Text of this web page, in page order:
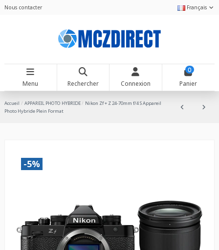
Nous contacter Français
Menu Rechercher Connexion
0
Panier
Accueil APPAREIL PHOTO HYBRIDE
Nikon Zf + Z 24-70mm f/4 S Appareil
Photo Hybride Plein Format
-5%